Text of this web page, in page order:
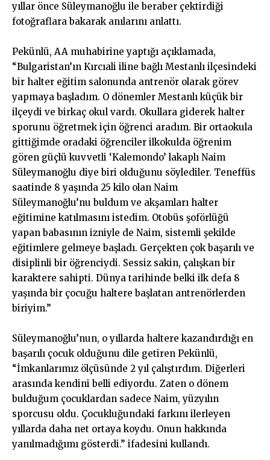
yıllar önce Süleymanoğlu ile beraber çektirdiği
fotoğraflara bakarak anılarını anlattı.
Pekünlü, AA muhabirine yaptığı açıklamada,
“Bulgaristan’ın Kırcıali iline bağlı Mestanlı ilçesindeki
bir halter eğitim salonunda antrenör olarak görev
yapmaya başladım. O dönemler Mestanlı küçük bir
ilçeydi ve birkaç okul vardı. Okullara giderek halter
sporunu öğretmek için öğrenci aradım. Bir ortaokula
gittiğimde oradaki öğrenciler ilkokulda öğrenim
gören güçlü kuvvetli ‘Kalemondo’ lakaplı Naim
Süleymanoğlu diye biri olduğunu söylediler. Teneffüs
saatinde 8 yaşında 25 kilo olan Naim
Süleymanoğlu’nu buldum ve akşamları halter
eğitimine katılmasını istedim. Otobüs şoförlüğü
yapan babasının izniyle de Naim, sistemli şekilde
eğitimlere gelmeye başladı. Gerçekten çok başarılı ve
disiplinli bir öğrenciydi. Sessiz sakin, çalışkan bir
karaktere sahipti. Dünya tarihinde belki ilk defa 8
yaşında bir çocuğu haltere başlatan antrenörlerden
biriyim.”
Süleymanoğlu’nun, o yıllarda haltere kazandırdığı en
başarılı çocuk olduğunu dile getiren Pekünlü,
“İmkanlarımız ölçüsünde 2 yıl çalıştırdım. Diğerleri
arasında kendini belli ediyordu. Zaten o dönem
bulduğum çocuklardan sadece Naim, yüzyılın
sporcusu oldu. Çocukluğundaki farkını ilerleyen
yıllarda daha net ortaya koydu. Onun hakkında
yanılmadığımı gösterdi.” ifadesini kullandı.